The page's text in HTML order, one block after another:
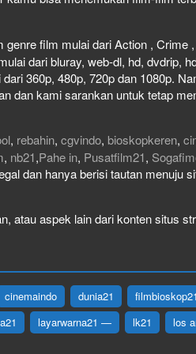
film mulai dari Action , Crime
dari bluray, web-dl, hd, dvdrip,
360p, 480p, 720p dan 1080p.
dan kami sarankan untuk tetap
, rebahin, cgvindo, bioskopkeren,
, nb21,Pahe in, Pusatfilm21,
dan hanya berisi tautan menuju
atau aspek lain dari konten situs
cinemaindo dunia21
filmbioskop21
layarwarna21 — lk21
los